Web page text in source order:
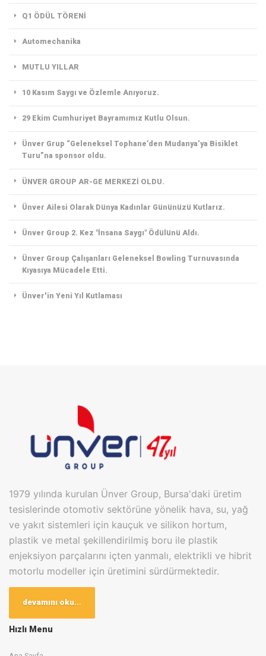
Q1 ÖDÜL TÖRENİ
Automechanika
MUTLU YILLAR
10 Kasım Saygı ve Özlemle Anıyoruz.
29 Ekim Cumhuriyet Bayramımız Kutlu Olsun.
Ünver Grup “Geleneksel Tophane’den Mudanya’ya Bisiklet
Turu”na sponsor oldu.
ÜNVER GROUP AR-GE MERKEZİ OLDU.
Ünver Ailesi Olarak Dünya Kadınlar Gününüzü Kutlarız.
Ünver Group 2. Kez "İnsana Saygı" Ödülünü Aldı.
Ünver Group Çalışanları Geleneksel Bowling Turnuvasında
Kıyasıya Mücadele Etti.
Ünver'in Yeni Yıl Kutlaması
1979 yılında kurulan Ünver Group, Bursa'daki üretim
tesislerinde otomotiv sektörüne yönelik hava, su, yağ
ve yakıt sistemleri için kauçuk ve silikon hortum,
plastik ve metal şekillendirilmiş boru ile plastik
enjeksiyon parçalarını içten yanmalı, elektrikli ve hibrit
motorlu modeller için üretimini sürdürmektedir.
tesislerinde toplam 20.000m2 kapalı alanda en son
devamını oku...
Hızlı Menu